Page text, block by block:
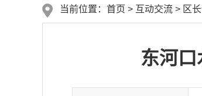
当前位置： 首页 > 互动交流 > 区
东河